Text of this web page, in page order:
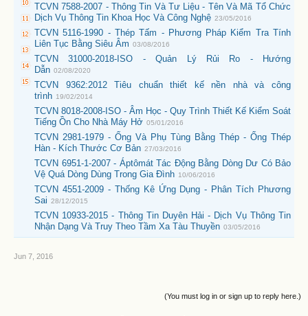
TCVN 7588-2007 - Thông Tin Và Tư Liệu - Tên Và Mã Tổ Chức
Dịch Vụ Thông Tin Khoa Học Và Công Nghệ 23/05/2016
TCVN 5116-1990 - Thép Tấm - Phương Pháp Kiểm Tra Tính
Liên Tục Bằng Siêu Âm 03/08/2016
TCVN 31000-2018-ISO - Quản Lý Rủi Ro - Hướng
Dẫn 02/08/2020
TCVN 9362:2012 Tiêu chuẩn thiết kế nền nhà và công
trình 19/02/2014
TCVN 8018-2008-ISO - Âm Học - Quy Trình Thiết Kế Kiểm Soát
Tiếng Ồn Cho Nhà Máy Hở 05/01/2016
TCVN 2981-1979 - Ống Và Phụ Tùng Bằng Thép - Ống Thép
Hàn - Kích Thước Cơ Bản 27/03/2016
TCVN 6951-1-2007 - Áptômát Tác Động Bằng Dòng Dư Có Bảo
Vệ Quá Dòng Dùng Trong Gia Đình 10/06/2016
TCVN 4551-2009 - Thống Kê Ứng Dụng - Phân Tích Phương
Sai 28/12/2015
TCVN 10933-2015 - Thông Tin Duyên Hải - Dịch Vụ Thông Tin
Nhận Dạng Và Truy Theo Tầm Xa Tàu Thuyền 03/05/2016
Jun 7, 2016
(You must log in or sign up to reply here.)